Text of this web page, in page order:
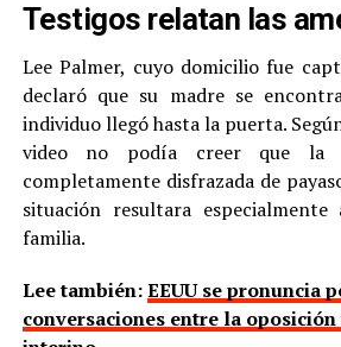
Testigos relatan las
Lee Palmer, cuyo domicilio fue
declaró que su madre se
individuo llegó hasta la puerta.
video no podía creer que la
completamente disfrazada de
situación resultara
familia.
Lee también:EEUU se pronuncia
conversaciones entre la